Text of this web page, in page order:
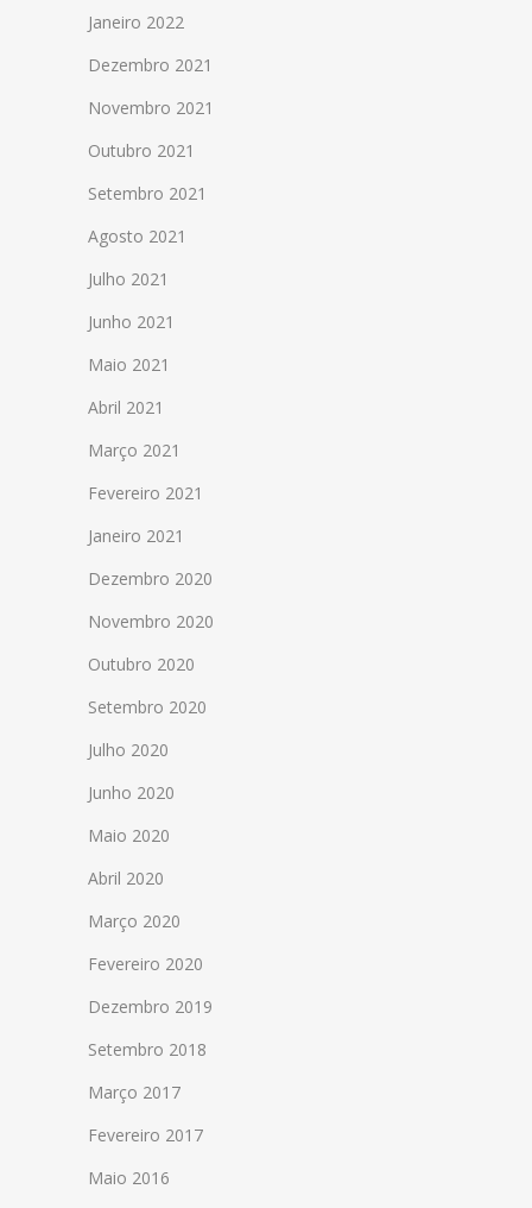
Janeiro 2022
Dezembro 2021
Novembro 2021
Outubro 2021
Setembro 2021
Agosto 2021
Julho 2021
Junho 2021
Maio 2021
Abril 2021
Março 2021
Fevereiro 2021
Janeiro 2021
Dezembro 2020
Novembro 2020
Outubro 2020
Setembro 2020
Julho 2020
Junho 2020
Maio 2020
Abril 2020
Março 2020
Fevereiro 2020
Dezembro 2019
Setembro 2018
Março 2017
Fevereiro 2017
Maio 2016